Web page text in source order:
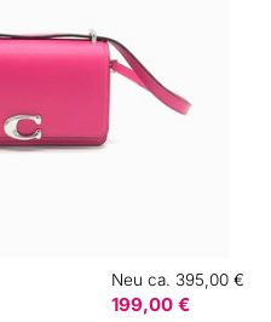
Neu ca. 395,00 €
199,00 €